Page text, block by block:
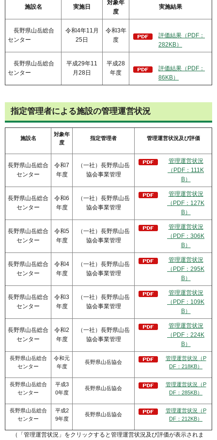
施設名 実施日
対象年
度
実施結果
長野県山岳総合
センター
令和4年11月
25日
令和3年
度
評価結果（PDF：
282KB）
長野県山岳総合
センター
平成29年11
月28日
平成28
年度
評価結果（PDF：
86KB）
指定管理者による施設の管理運営状況
施設名
対象年
度
指定管理者 管理運営状況及び評価
長野県山岳総合
センター
令和7
年度
（一社）長野県山岳
協会事業管理
管理運営状況
（PDF：111K
B）
長野県山岳総合
センター
令和6
年度
（一社）長野県山岳
協会事業管理
管理運営状況
（PDF：127K
B）
長野県山岳総合
センター
令和5
年度
（一社）長野県山岳
協会事業管理
管理運営状況
（PDF：306K
B）
長野県山岳総合
センター
令和4
年度
（一社）長野県山岳
協会事業管理
管理運営状況
（PDF：295K
B）
長野県山岳総合
センター
令和3
年度
（一社）長野県山岳
協会事業管理
管理運営状況
（PDF：109K
B）
長野県山岳総合
センター
令和2
年度
（一社）長野県山岳
協会事業管理
管理運営状況
（PDF：224K
B）
長野県山岳総合
センター
令和元
年度
長野県山岳協会
管理運営状況（P
DF：218KB）
長野県山岳総合
センター
平成3
0年度
長野県山岳協会
管理運営状況（P
DF：285KB）
長野県山岳総合
センター
平成2
9年度
長野県山岳協会
管理運営状況（P
DF：212KB）
（「管理運営状況」をクリックすると管理運営状況及び評価が表示されま